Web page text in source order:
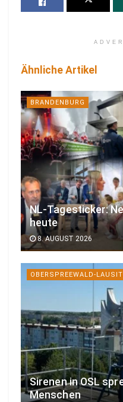
Ähnliche Artikel
BRANDENBURG
NL-Tagesticker:
heute
8. AUGUST 2026
OBERSPREEWALD-
Sirenen in OSL
Menschen